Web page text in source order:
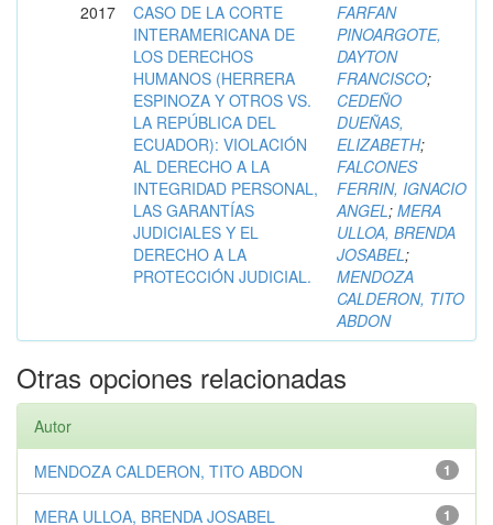
2017
CASO DE LA CORTE
INTERAMERICANA DE
LOS DERECHOS
HUMANOS (HERRERA
ESPINOZA Y OTROS VS.
LA REPÚBLICA DEL
ECUADOR): VIOLACIÓN
AL DERECHO A LA
INTEGRIDAD PERSONAL,
LAS GARANTÍAS
JUDICIALES Y EL
DERECHO A LA
PROTECCIÓN JUDICIAL.
FARFAN
PINOARGOTE,
DAYTON
FRANCISCO;
CEDEÑO
DUEÑAS,
ELIZABETH;
FALCONES
FERRIN, IGNACIO
ANGEL; MERA
ULLOA, BRENDA
JOSABEL;
MENDOZA
CALDERON, TITO
ABDON
Otras opciones relacionadas
Autor
1
MENDOZA CALDERON, TITO ABDON
1
MERA ULLOA, BRENDA JOSABEL